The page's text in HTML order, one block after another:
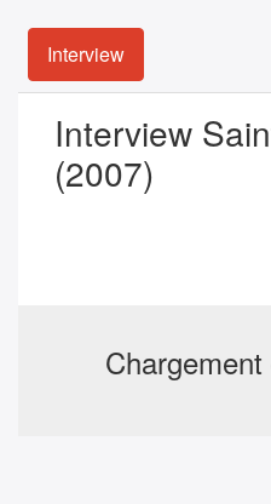
Interview
Interview
(2007)